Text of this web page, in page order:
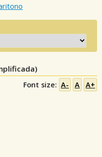
Font size: A- A A+